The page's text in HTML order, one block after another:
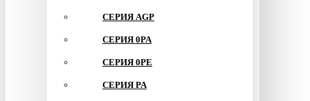
СЕРИЯ AGP
СЕРИЯ 0PA
СЕРИЯ 0PE
СЕРИЯ PA